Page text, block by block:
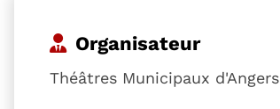
Organisateur
Théâtres Municipaux d'Angers